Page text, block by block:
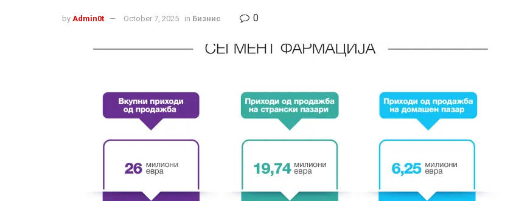
by Admin0t October 7, 2025 in Бизнис 0